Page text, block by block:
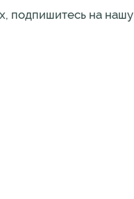
подпишитесь на нашу